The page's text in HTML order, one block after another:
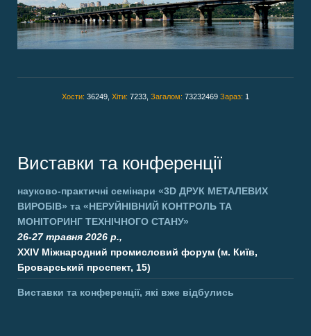
Хости: 36249, Хіти: 7233, Загалом: 73232469 Зараз: 1
Виставки та конференції
науково-практичні семінари «3D ДРУК МЕТАЛЕВИХ
ВИРОБІВ» та «НЕРУЙНІВНИЙ КОНТРОЛЬ ТА
МОНІТОРИНГ ТЕХНІЧНОГО СТАНУ»
26-27 травня 2026 р.,
XXIV Міжнародний промисловий форум (м. Київ,
Броварський проспект, 15)
Виставки та конференції, які вже відбулись